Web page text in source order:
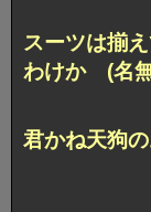
スーツは揃
わけか (名
君かね天狗